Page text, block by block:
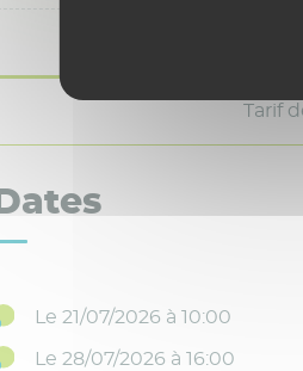
Tarif
Dates
Le 21/07/2026 à 10:00
Le 28/07/2026 à 16:00